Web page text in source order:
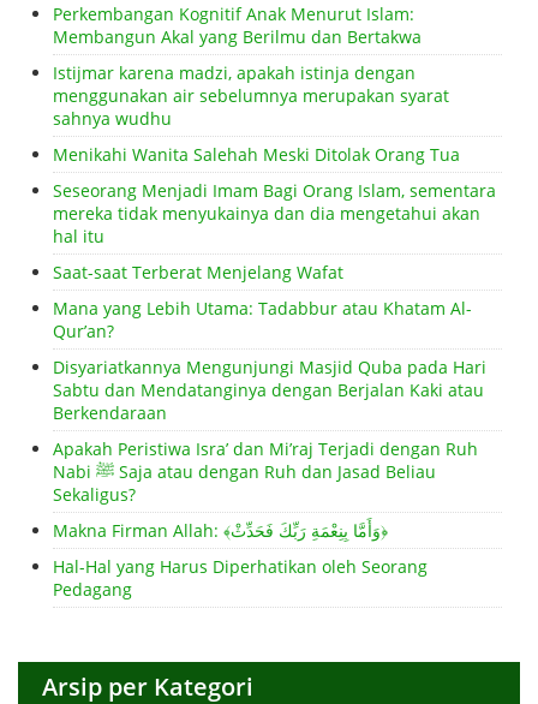
Perkembangan Kognitif Anak Menurut Islam:
Membangun Akal yang Berilmu dan Bertakwa
Istijmar karena madzi, apakah istinja dengan
menggunakan air sebelumnya merupakan syarat
sahnya wudhu
Menikahi Wanita Salehah Meski Ditolak Orang Tua
Seseorang Menjadi Imam Bagi Orang Islam, sementara
mereka tidak menyukainya dan dia mengetahui akan
hal itu
Saat-saat Terberat Menjelang Wafat
Mana yang Lebih Utama: Tadabbur atau Khatam Al-
Qur’an?
Disyariatkannya Mengunjungi Masjid Quba pada Hari
Sabtu dan Mendatanginya dengan Berjalan Kaki atau
Berkendaraan
Apakah Peristiwa Isra’ dan Mi’raj Terjadi dengan Ruh
Nabi ﷺ Saja atau dengan Ruh dan Jasad Beliau
Sekaligus?
Makna Firman Allah: ﴾وَأَمَّا بِنِعْمَةِ رَبِّكَ فَحَدِّثْ﴿
Hal-Hal yang Harus Diperhatikan oleh Seorang
Pedagang
Arsip per Kategori